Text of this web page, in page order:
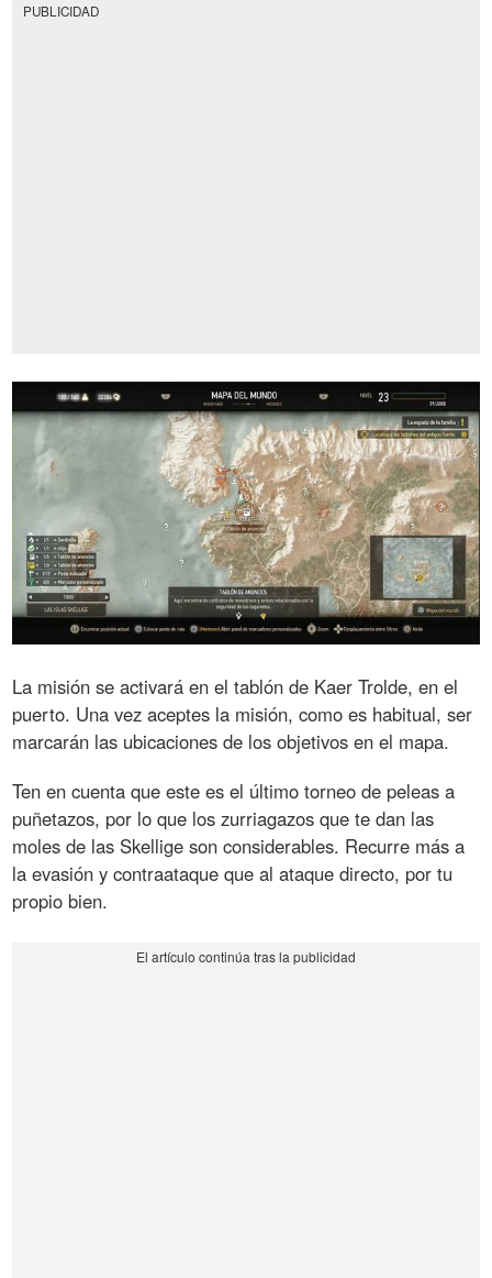
PUBLICIDAD
La misión se activará en el tablón de Kaer Trolde, en el
puerto. Una vez aceptes la misión, como es habitual, ser
marcarán las ubicaciones de los objetivos en el mapa.
Ten en cuenta que este es el último torneo de peleas a
puñetazos, por lo que los zurriagazos que te dan las
moles de las Skellige son considerables. Recurre más a
la evasión y contraataque que al ataque directo, por tu
propio bien.